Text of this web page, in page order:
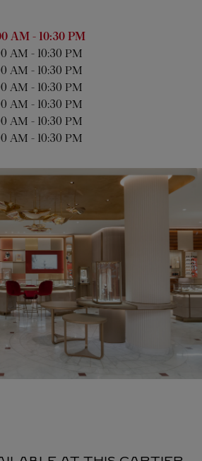
AM - 10:30 PM
AM - 10:30 PM
AM - 10:30 PM
AM - 10:30 PM
AM - 10:30 PM
AM - 10:30 PM
AM - 10:30 PM